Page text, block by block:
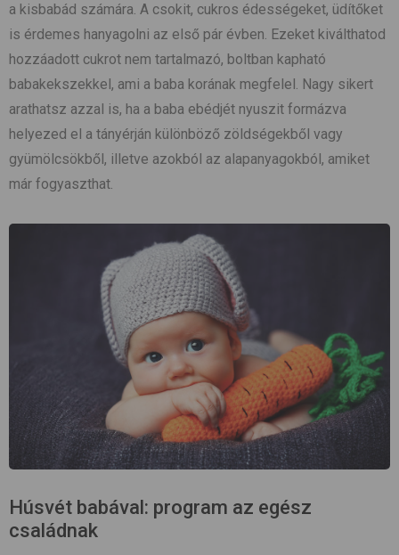
a kisbabád számára. A csokit, cukros édességeket, üdítőket
is érdemes hanyagolni az első pár évben. Ezeket kiválthatod
hozzáadott cukrot nem tartalmazó, boltban kapható
babakekszekkel, ami a baba korának megfelel. Nagy sikert
arathatsz azzal is, ha a baba ebédjét nyuszit formázva
helyezed el a tányérján különböző zöldségekből vagy
gyümölcsökből, illetve azokból az alapanyagokból, amiket
már fogyaszthat.
Húsvét babával: program az egész
családnak